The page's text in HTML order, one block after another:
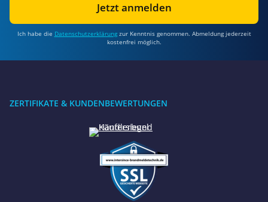
Jetzt anmelden
Ich habe die Datenschutzerklärungzur Kenntnis genommen. Abmeldung jederzeit
kostenfrei möglich.
ZERTIFIKATE & KUNDENBEWERTUNGEN